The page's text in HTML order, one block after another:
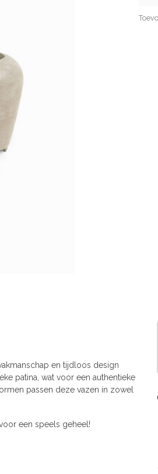
en tijdloos design
patina, wat voor een authentieke
passen deze vazen in zowel
een speels geheel!